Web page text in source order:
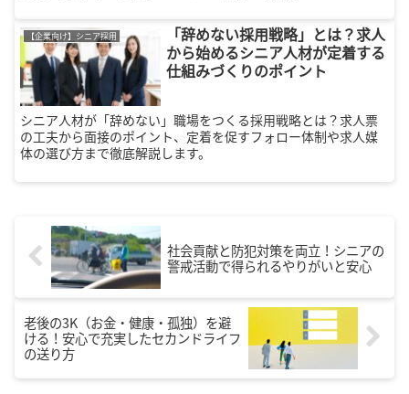
【企業向け】シニア採用
「辞めない採用戦略」とは？求人
から始めるシニア人材が定着する
仕組みづくりのポイント
シニア人材が「辞めない」職場をつくる採用戦略とは？求人票
の工夫から面接のポイント、定着を促すフォロー体制や求人媒
体の選び方まで徹底解説します。
社会貢献と防犯対策を両立！シニアの
警戒活動で得られるやりがいと安心
老後の3K（お金・健康・孤独）を避
ける！安心で充実したセカンドライフ
の送り方